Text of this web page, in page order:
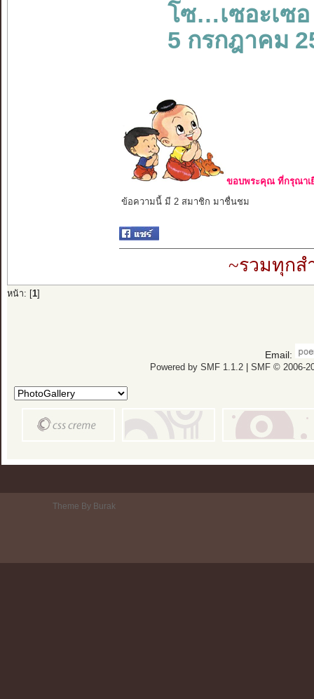
โซ…เซอะเซอ
5 กรกฎาคม
ขอบพระคุณ ที่กรุณาเ
ข้อความนี้ มี 2 สมาชิก มาชื่นชม
~รวมทุกส
หน้า: [ 1]
Email:
Powered by SMF 1.1.2| SMF © 2006-
Theme By Burak